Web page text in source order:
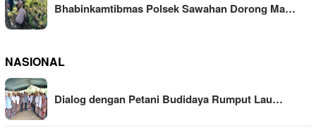
Bhabinkamtibmas Polsek Sawahan Dorong Ma…
NASIONAL
Dialog dengan Petani Budidaya Rumput Lau…